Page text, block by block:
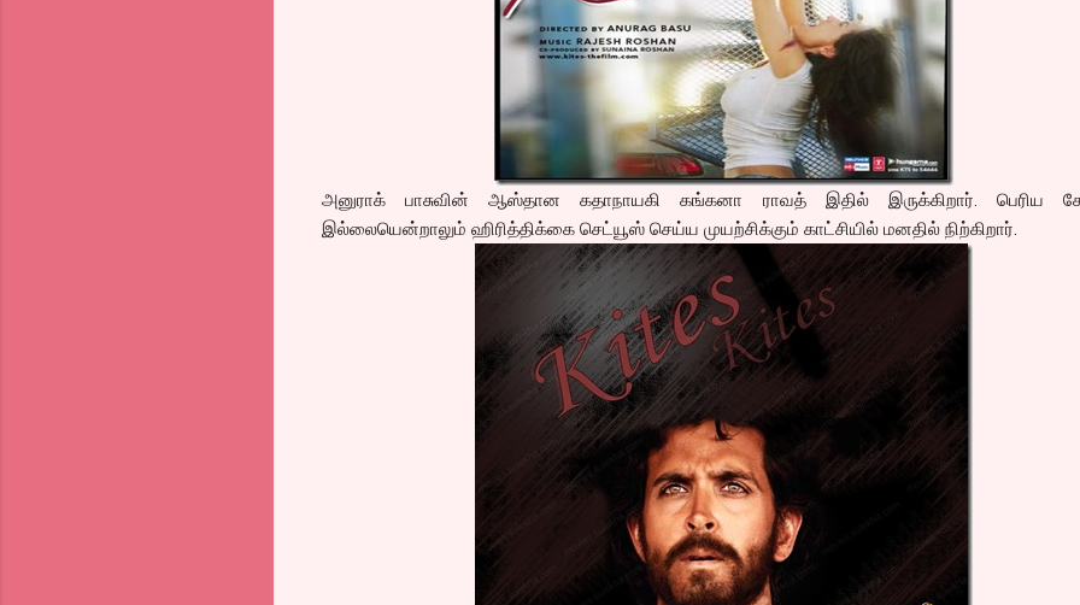
அனுராக் பாசுவின் ஆஸ்தான கதாநாயகி கங்கனா ராவத் இதில் இருக்கிறார். பெரிய
இல்லையென்றாலும் ஹிரித்திக்கை செட்யூஸ் செய்ய முயற்சிக்கும் காட்சியில் மனதில் நிற்கிறார்.